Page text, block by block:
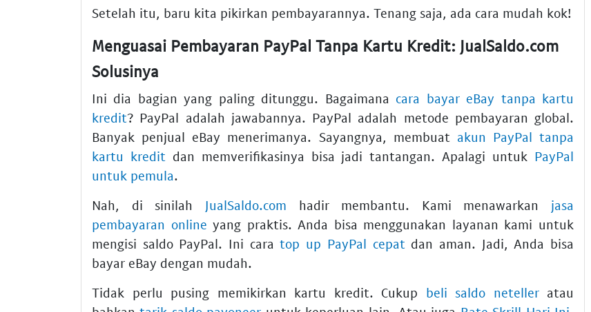
Setelah itu, baru kita pikirkan pembayarannya. Tenang saja, ada cara mudah kok!
Menguasai Pembayaran PayPal Tanpa Kartu Kredit: JualSaldo.com
Solusinya
Ini dia bagian yang paling ditunggu. Bagaimana cara bayar eBay tanpa kartu
kredit? PayPal adalah jawabannya. PayPal adalah metode pembayaran global.
Banyak penjual eBay menerimanya. Sayangnya, membuat akun PayPal tanpa
kartu kredit dan memverifikasinya bisa jadi tantangan. Apalagi untuk PayPal
untuk pemula.
Nah, di sinilah JualSaldo.com hadir membantu. Kami menawarkan jasa
pembayaran online yang praktis. Anda bisa menggunakan layanan kami untuk
mengisi saldo PayPal. Ini caratop up PayPal cepat dan aman. Jadi, Anda bisa
bayar eBay dengan mudah.
Tidak perlu pusing memikirkan kartu kredit. Cukup beli saldo netelleratau